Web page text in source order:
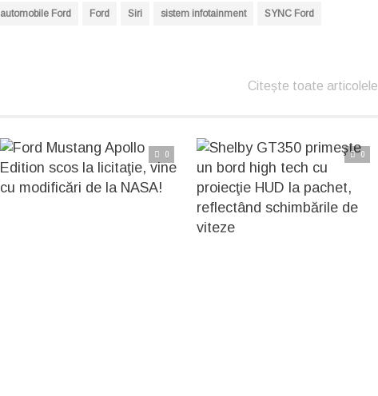
automobile Ford Ford Siri sistem infotainment SYNC Ford
Citește toate articolele
0
Citește articolul complet
0
Citește articolul complet